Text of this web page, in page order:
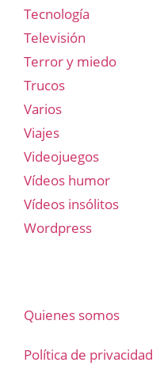
Tecnología
Televisión
Terror y miedo
Trucos
Varios
Viajes
Videojuegos
Vídeos humor
Vídeos insólitos
Wordpress
Quienes somos
Política de privacidad